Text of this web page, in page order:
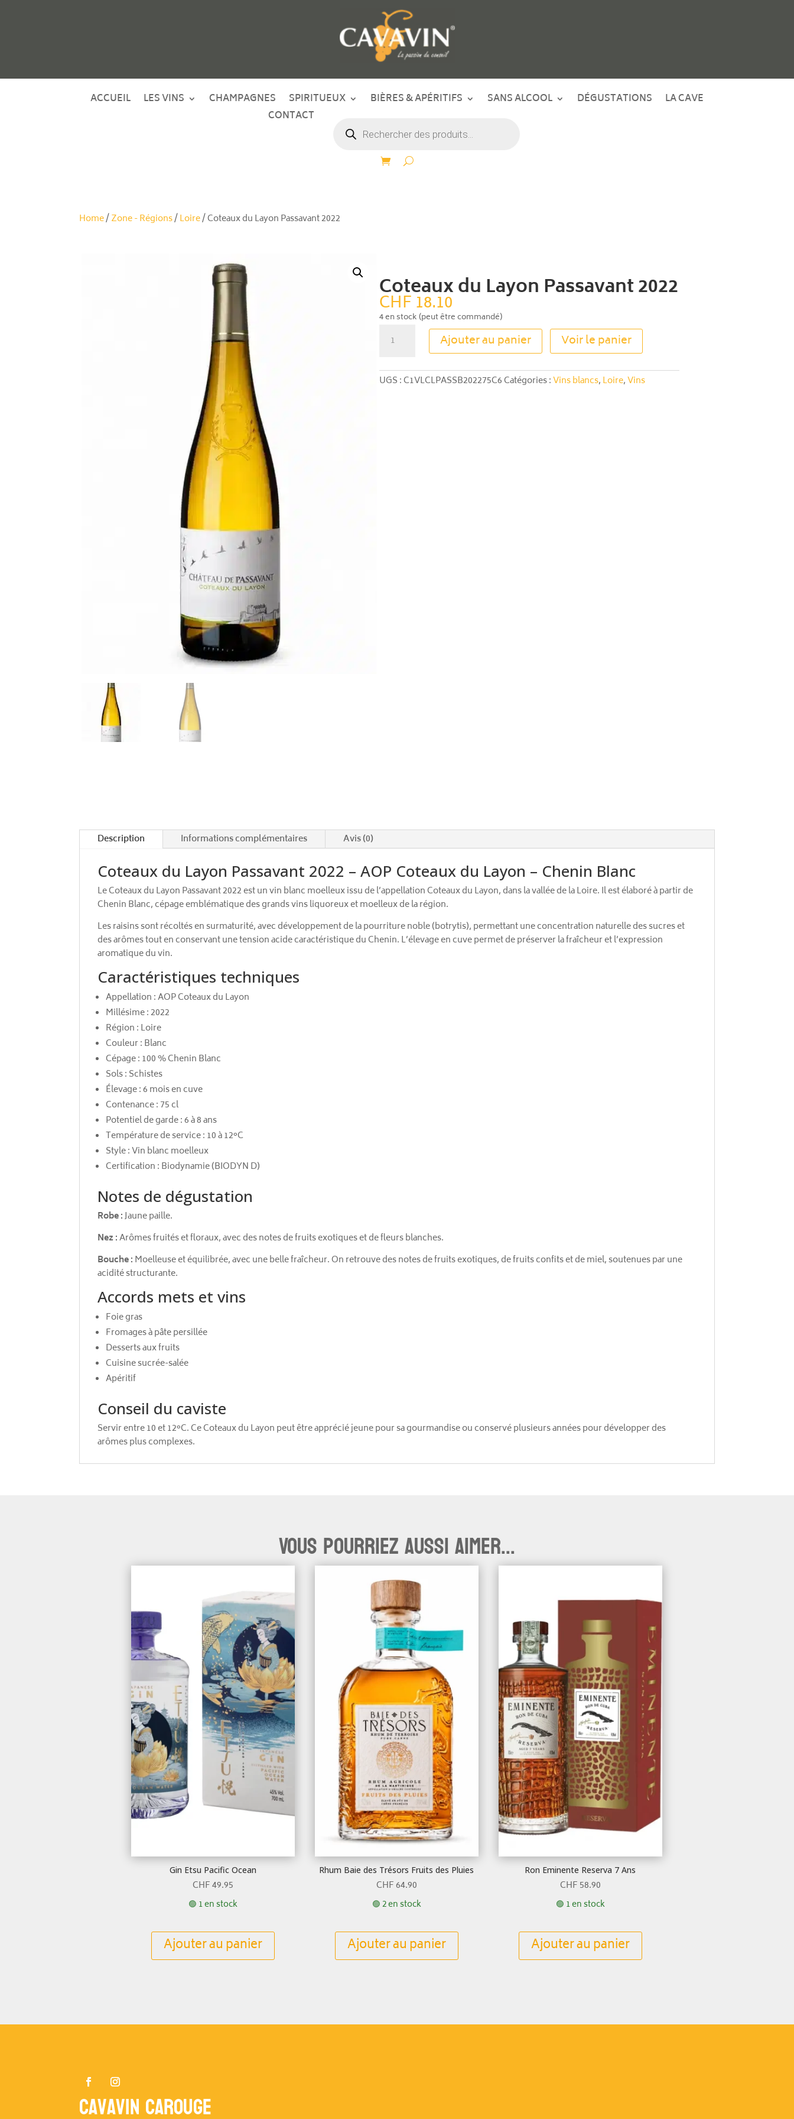
ACCUEIL LES VINS CHAMPAGNES SPIRITUEUX BIÈRES & APÉRITIFS SANS ALCOOL DÉGUSTATIONS
LA CAVE
CONTACT
produits
Home/Zone - Régions/Loire/ Coteaux du Layon Passavant 2022
Coteaux du Layon Passavant 2022
CHF18.10
4 en stock (peut être commandé)
du
Layon
Ajouter au panier Voir le panier
A
e
r
UGS :C1VLCLPASSB202275C6Catégories :Vins blancs, Loire,Vins
Description Informations complémentaires Avis (0)
Coteaux du Layon Passavant 2022 – AOP Coteaux du Layon – Chenin Blanc
Le Coteaux du Layon Passavant 2022 est un vin blanc moelleux issu de l’appellation Coteaux du Layon, dans la vallée de la Loire. Il est élaboré à partir de
Chenin Blanc, cépage emblématique des grands vins liquoreux et moelleux de la région.
Les raisins sont récoltés en surmaturité, avec développement de la pourriture noble (botrytis), permettant une concentration naturelle des sucres et
des arômes tout en conservant une tension acide caractéristique du Chenin. L’élevage en cuve permet de préserver la fraîcheur et l’expression
aromatique du vin.
Caractéristiques techniques
Appellation : AOP Coteaux du Layon
Millésime : 2022
Région : Loire
Couleur : Blanc
Cépage : 100 % Chenin Blanc
Sols : Schistes
Élevage : 6 mois en cuve
Contenance : 75 cl
Potentiel de garde : 6 à 8 ans
Température de service : 10 à 12°C
Style : Vin blanc moelleux
Certification : Biodynamie (BIODYN D)
Notes de dégustation
Robe :Jaune paille.
Nez :Arômes fruités et floraux, avec des notes de fruits exotiques et de fleurs blanches.
Bouche : Moelleuse et équilibrée, avec une belle fraîcheur. On retrouve des notes de fruits exotiques, de fruits confits et de miel, soutenues par une
acidité structurante.
Accords mets et vins
Foie gras
Fromages à pâte persillée
Desserts aux fruits
Cuisine sucrée-salée
Apéritif
Conseil du caviste
Servir entre 10 et 12°C. Ce Coteaux du Layon peut être apprécié jeune pour sa gourmandise ou conservé plusieurs années pour développer des
arômes plus complexes.
Vous pourriez aussi aimer...
Gin Etsu Pacific Ocean
CHF49.95
🟢 1 en stock
Ajouter au panier
Rhum Baie des Trésors Fruits des Pluies
CHF64.90
🟢 2 en stock
Ajouter au panier
Ron Eminente Reserva 7 Ans
CHF 58.90
🟢 1 en stock
Ajouter au panier
Cavavin Carouge